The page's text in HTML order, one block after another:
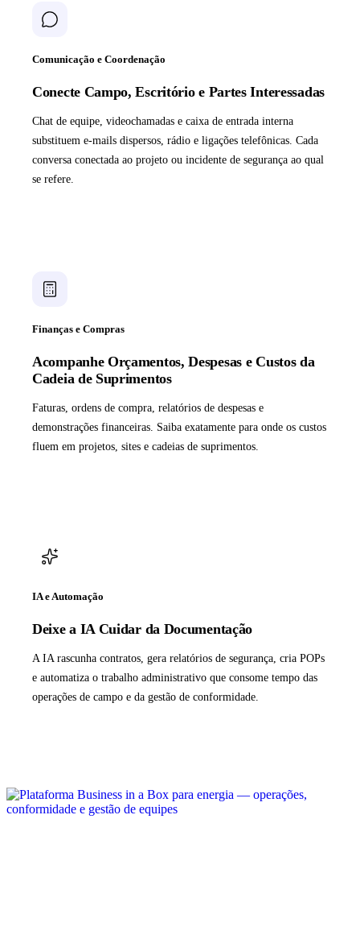
Comunicação e Coordenação
Conecte Campo, Escritório e Partes Interessadas
Chat de equipe, videochamadas e caixa de entrada interna
substituem e-mails dispersos, rádio e ligações telefônicas. Cada
conversa conectada ao projeto ou incidente de segurança ao qual
se refere.
Finanças e Compras
Acompanhe Orçamentos, Despesas e Custos da
Cadeia de Suprimentos
Faturas, ordens de compra, relatórios de despesas e
demonstrações financeiras. Saiba exatamente para onde os custos
fluem em projetos, sites e cadeias de suprimentos.
IA e Automação
Deixe a IA Cuidar da Documentação
A IA rascunha contratos, gera relatórios de segurança, cria POPs
e automatiza o trabalho administrativo que consome tempo das
operações de campo e da gestão de conformidade.